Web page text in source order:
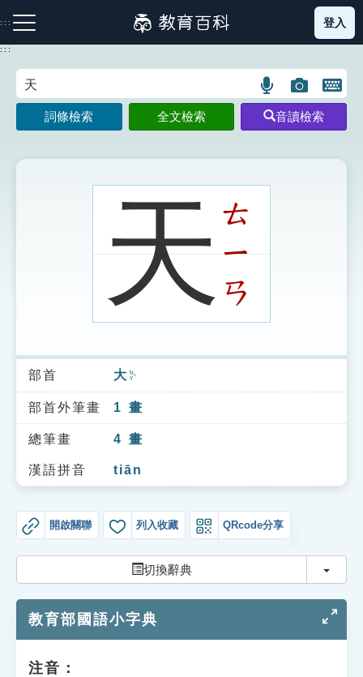
到
主
:::
注音索引圖示 筆畫索引圖示 部首索引表圖示
索引選單
知識索引
單字索引
生命大百科索引
遊戲專區
教學應用
貓頭鷹博士
登入
:::
語
言
搜
示
圖
片
搜
開
鍵
圖
詞條檢索 全文檢索 音讀檢索
天ㄊ
ㄧ
ㄢ
部首 大 ㄉㄚˋ
部首外筆畫 1 畫
總筆畫 4 畫
漢語拼音 tiān
開啟關聯 列入收藏 QRcode分享
切換辭典 切換
教育部國語小字典
注音：